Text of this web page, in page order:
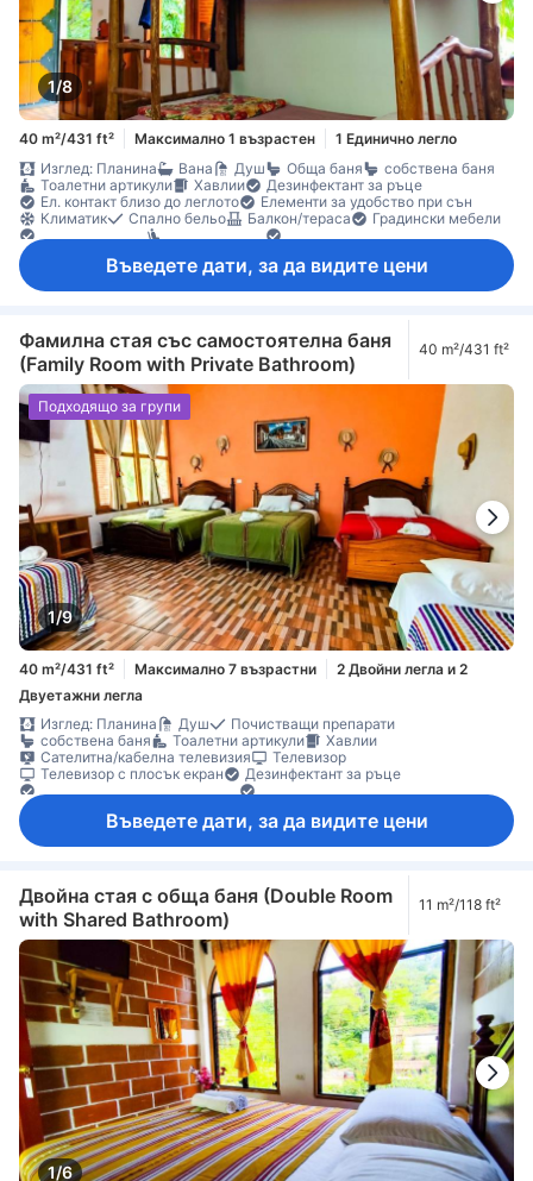
1/8
40 m²/431 ft² Максимално 1 възрастен
1 Единично легло
Изглед: Планина
Вана Душ Обща баня
собствена баня
Тоалетни артикули
Хавлии
Дезинфектант за ръце
Ел. контакт близо до леглото
Елементи за удобство при сън
Климатик
Спално бельо Балкон/тераса
Градински мебели
Кофи за боклук
Кът за сядане
Под с плочки/мрамор
Въведете дати, за да видите цени
Фамилна стая със самостоятелна баня
(Family Room with Private Bathroom)
40 m²/431 ft²
1/9
Подходящо за групи
40 m²/431 ft² Максимално 7 възрастни
2 Двойни легла и 2
Двуетажни легла
Изглед: Планина
Душ
Почистващи препарати
собствена баня
Тоалетни артикули
Хавлии
Сателитна/кабелна телевизия
Телевизор
Телевизор с плосък екран
Дезинфектант за ръце
Ел. контакт близо до леглото
Елементи за удобство при сън
Бюро
Градински мебели
Диван Кофи за боклук
Кът за сядане
Индивидуална климатизация
Въведете дати, за да видите цени
Двойна стая с обща баня (Double Room
with Shared Bathroom)
11 m²/118 ft²
1/6